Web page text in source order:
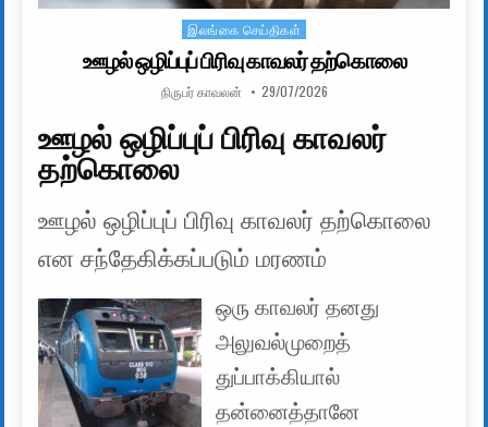
Posted in
இலங்கை செய்திகள்
ஊழல் ஒழிப்புப் பிரிவு காவலர் தற்கொலை
AUTHOR:
நிருபர் காவலன் PUBLISHED DATE:
29/07/2026
ஊழல் ஒழிப்புப் பிரிவு காவலர்
தற்கொலை
ஊழல் ஒழிப்புப் பிரிவு காவலர் தற்கொலை
என சந்தேகிக்கப்படும் மரணம்
ஒரு காவலர் தனது
அலுவல்முறைத்
துப்பாக்கியால்
தன்னைத்தானே